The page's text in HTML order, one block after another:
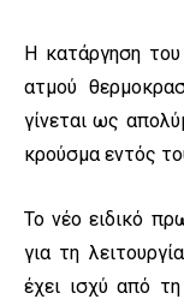
Η κατάργηση
ατμού
γίνεται ως
κρούσμα εντός
Το νέο ειδικό
για τη
έχει ισχύ από